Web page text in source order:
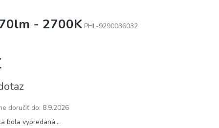
- 2700K PHL-9290036032
doručiť do: 8.9.2026
bola vypredaná…